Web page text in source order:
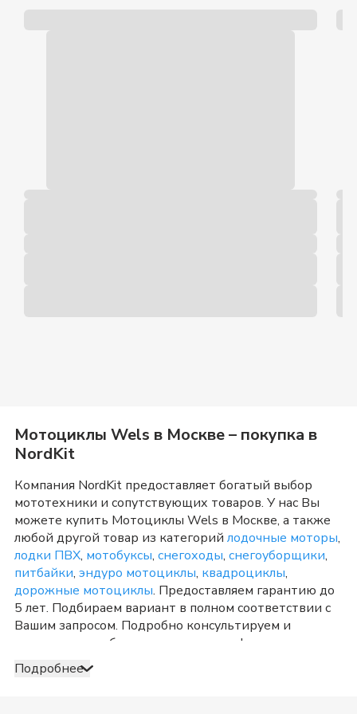
Мотоциклы Wels в Москве– покупка в
NordKit
Компания NordKit предоставляет богатый выбор
мототехники и сопутствующих товаров. У нас Вы
можете купить Мотоциклы Wels в Москве, а также
любой другой товар из категорий лодочные моторы,
лодки ПВХ, мотобуксы, снегоходы, снегоуборщики,
питбайки, эндуро мотоциклы, квадроциклы,
дорожные мотоциклы. Предоставляем гарантию до
5 лет. Подбираем вариант в полном соответствии с
Вашим запросом. Подробно консультируем и
отвечаем на любые вопросы по телефону и в шоу-
руме в
Москве
Wels. После оформления продажи доставка
Подробнее